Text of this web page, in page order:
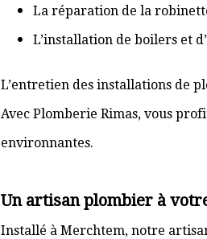
La réparation de la
L’installation de boilers et
L’entretien des installations de
Avec Plomberie Rimas, vous
environnantes.
Un artisan plombier à
Installé à Merchtem, notre